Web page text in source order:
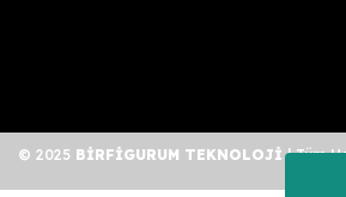
© 2025 BİRFİGURUM TEKNOLOJİ| Tüm